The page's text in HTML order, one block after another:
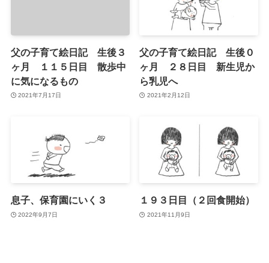
父の子育て絵日記 生後３
ヶ月 １１５日目 散歩中
に気になるもの
2021年7月17日
父の子育て絵日記 生後０
ヶ月 ２８日目 新生児か
ら乳児へ
2021年2月12日
息子、保育園にいく３
2022年9月7日
１９３日目（２回食開始）
2021年11月9日